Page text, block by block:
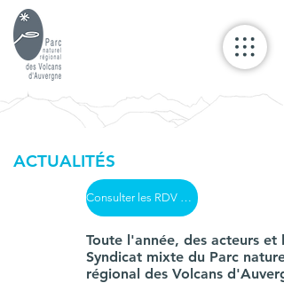
ACTUALITÉS
Consulter les RDV du Parc
Toute l'année, des acteurs et le
Syndicat mixte du Parc naturel
régional des Volcans